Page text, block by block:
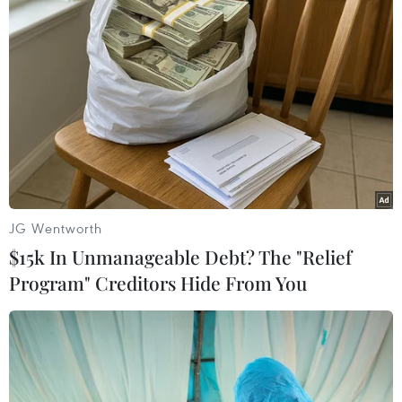
Chị mong rằng cộng đồng người Việt ngày càng
đoàn kết, có vị thế tại nước sở tại và luôn hướng
về Việt Nam với nhiều tình cảm yêu thương.
Là một thành viên của Hội Hữu nghị Malaysia-
Việt Nam, chị luôn đóng góp sức mình vào
những hoạt động chung với mong muốn kết nối
và gửi đi những tình cảm chân thành nhất./.
(TTXVN/Vietnam+)
JG Wentworth
$15k In Unmanageable Debt? The "Relief
Program" Creditors Hide From You